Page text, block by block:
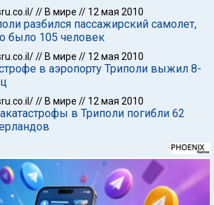
// В мире // 12 мая 2010
разбился пассажирский самолет,
было 105 человек
// В мире // 12 мая 2010
в аэропорту Триполи выжил 8-
// В мире // 12 мая 2010
в Триполи погибли 62